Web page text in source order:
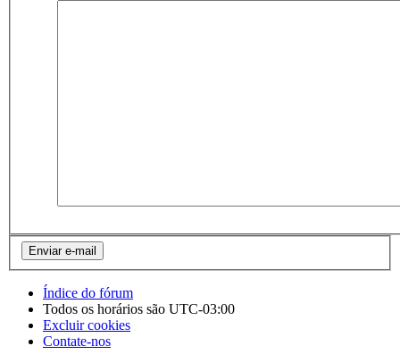
Índice do fórum
Todos os horários são UTC-03:00
Excluir cookies
Contate-nos